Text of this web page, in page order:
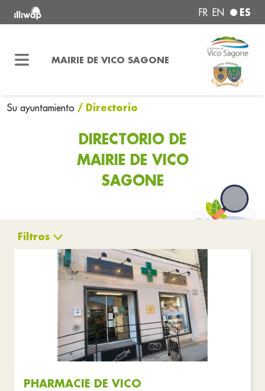
FR EN ES
MAIRIE DE VICO SAGONE
Su ayuntamiento / Directorio
DIRECTORIO DE
MAIRIE DE VICO
SAGONE
Filtros
Salud y solidaridad Servicios públicos
Restablecer filtros
PHARMACIE DE VICO